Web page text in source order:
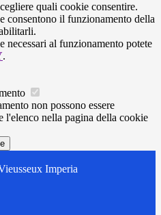
quali cookie consentire.
consentono il funzionamento della
necessari al funzionamento potete
.
non possono essere
l'elenco nella pagina della cookie
Imperia